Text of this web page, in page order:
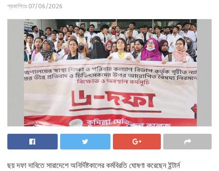
প্রকাশিতঃ 07/06/2026
ছয় দফা দাবিতে সারাদেশে অনির্দিষ্টকালের কর্মবিরতি ঘোষণা করেছেন ইন্টার্ন